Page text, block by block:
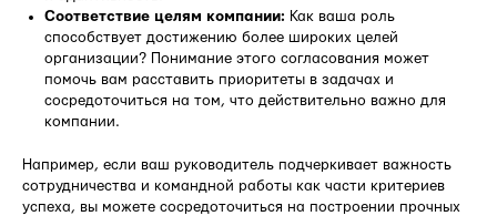
Соответствие целям компании: Как ваша роль
способствует достижению более широких целей
организации? Понимание этого согласования может
помочь вам расставить приоритеты в задачах и
сосредоточиться на том, что действительно важно для
компании.
Например, если ваш руководитель подчеркивает важность
сотрудничества и командной работы как части критериев
успеха, вы можете сосредоточиться на построении прочных